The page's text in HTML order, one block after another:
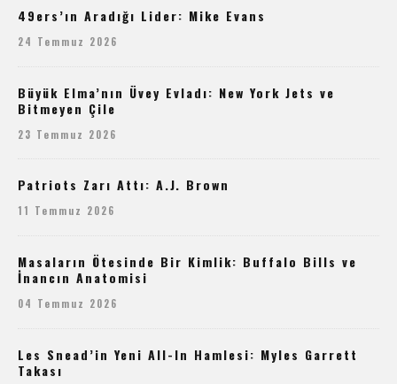
49ers’ın Aradığı Lider: Mike Evans
24 Temmuz 2026
Büyük Elma’nın Üvey Evladı: New York Jets ve
Bitmeyen Çile
23 Temmuz 2026
Patriots Zarı Attı: A.J. Brown
11 Temmuz 2026
Masaların Ötesinde Bir Kimlik: Buffalo Bills ve
İnancın Anatomisi
04 Temmuz 2026
Les Snead’in Yeni All-In Hamlesi: Myles Garrett
Takası